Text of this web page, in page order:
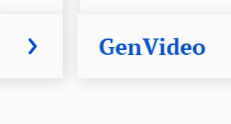
GenVideo